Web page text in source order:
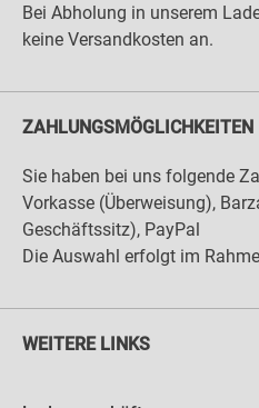
Bei Abholung in unserem
keine Versandkosten an.
ZAHLUNGSMÖGLICHKEITEN
Sie haben bei uns folgende
Vorkasse (Überweisung),
Geschäftssitz), PayPal
Die Auswahl erfolgt im
WEITERE LINKS